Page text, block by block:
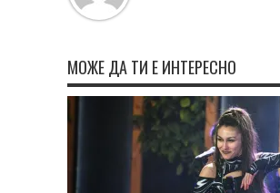
МОЖЕ ДА ТИ Е ИНТЕРЕСНО